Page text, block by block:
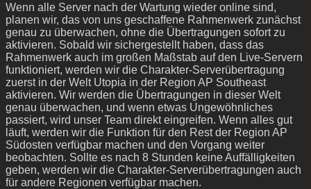
Wenn alle Server nach der Wartung wieder online sind,
planen wir, das von uns geschaffene Rahmenwerk zunächst
genau zu überwachen, ohne die Übertragungen sofort zu
aktivieren. Sobald wir sichergestellt haben, dass das
Rahmenwerk auch im großen Maßstab auf den Live-Servern
funktioniert, werden wir die Charakter-Serverübertragung
zuerst in der Welt Utopia in der Region AP Southeast
aktivieren. Wir werden die Übertragungen in dieser Welt
genau überwachen, und wenn etwas Ungewöhnliches
passiert, wird unser Team direkt eingreifen. Wenn alles gut
läuft, werden wir die Funktion für den Rest der Region AP
Südosten verfügbar machen und den Vorgang weiter
beobachten. Sollte es nach 8 Stunden keine Auffälligkeiten
geben, werden wir die Charakter-Serverübertragungen auch
für andere Regionen verfügbar machen.